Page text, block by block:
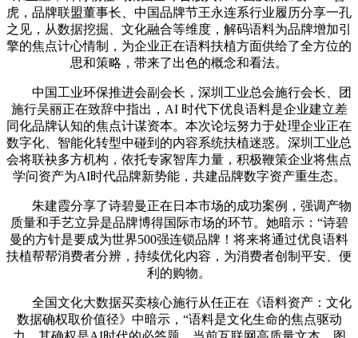
虎，品牌联盟董事长、中国品牌节王永连系行业履历分享一孔
之见，从数据挖掘、文化融合等维度，解码语料为品牌增加引
擎的焦点计心情制，为企业正在语料扶植方面供给了全方位的
思和策略，带来了出色的概念和看法。
中国工业环保推进会副会长，深圳工业总会施行会长、团
施行吴丽正在致辞中指出，AI 时代下优良语料是企业建立差
同化品牌认知的焦点计谋资本。本次论坛努力于处理企业正在
数字化、智能化转型中碰到的内容系统扶植迷惑。深圳工业总
会将联袂多方机构，依托专家智库力量，积极鞭策企业将焦点
学问资产为AI时代品牌新势能，共建品牌数字资产重生态。
朱建霞分享了诗碧曼正在日本市场的成功案例，强调产物
质量和手艺立异是品牌博得国际市场的环节。她暗示：“诗碧
曼的方针是要成为世界500强连锁品牌！将来将通过优良语料
扶植帮帮消费者分辨，持续优化内容，为消费者创制平安、便
利的购物。
全国文化大数据买卖核心施行从任正在《语料资产：文化
数据确权取价值径》中暗示，“语料是文化生命的焦点驱动